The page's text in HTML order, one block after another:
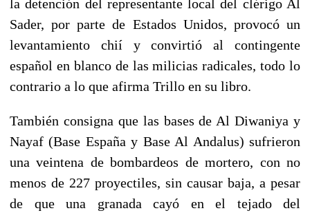
la detención del representante local del clérigo Al
Sader, por parte de Estados Unidos, provocó un
levantamiento chií y convirtió al contingente
español en blanco de las milicias radicales, todo lo
contrario a lo que afirma Trillo en su libro.
También consigna que las bases de Al Diwaniya y
Nayaf (Base España y Base Al Andalus) sufrieron
una veintena de bombardeos de mortero, con no
menos de 227 proyectiles, sin causar baja, a pesar
de que una granada cayó en el tejado del